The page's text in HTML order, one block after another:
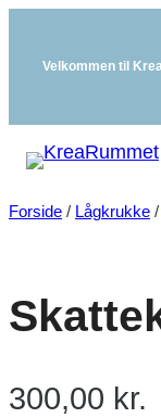
Velkommen til
Forside / Lågkrukke
300,00 kr.